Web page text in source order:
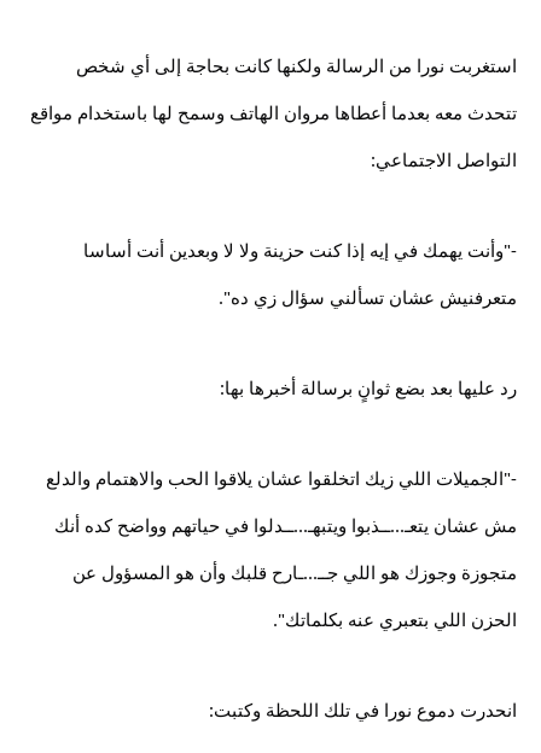
استغربت نورا من الرسالة ولكنها كانت بحاجة إلى أي شخص
تتحدث معه بعدما أعطاها مروان الهاتف وسمح لها باستخدام مواقع
التواصل الاجتماعي:
-"وأنت يهمك في إيه إذا كنت حزينة ولا لا وبعدين أنت أساسا
متعرفنيش عشان تسألني سؤال زي ده".
رد عليها بعد بضع ثوانٍ برسالة أخبرها بها:
-"الجميلات اللي زيك اتخلقوا عشان يلاقوا الحب والاهتمام والدلع
مش عشان يتعـ...ــذبوا ويتبهـ...ــدلوا في حياتهم وواضح كده أنك
متجوزة وجوزك هو اللي جــ...ـارح قلبك وأن هو المسؤول عن
الحزن اللي بتعبري عنه بكلماتك".
انحدرت دموع نورا في تلك اللحظة وكتبت: